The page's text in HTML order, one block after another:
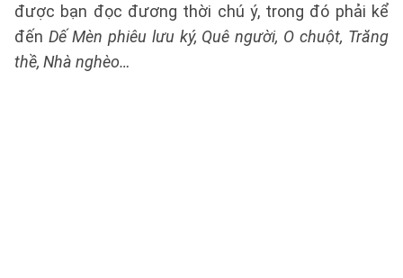
được bạn đọc đương thời chú ý, trong đó phải kể
đến Dế Mèn phiêu lưu ký, Quê người, O chuột, Trăng
thề, Nhà nghèo…